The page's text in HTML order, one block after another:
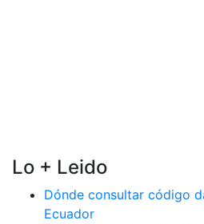
Lo + Leido
Dónde consultar código
Ecuador